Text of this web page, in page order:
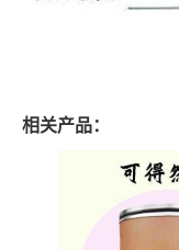
相关产品：